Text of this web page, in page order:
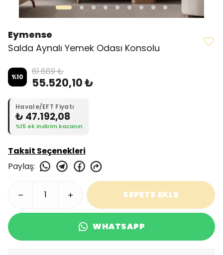
Eymense
Salda Aynalı Yemek Odası Konsolu
%10 61.689 ₺
55.520,10 ₺
Havale/EFT Fiyatı
₺ 47.192,08
%15 ek indirim kazanın
Taksit Seçenekleri
Paylaş:
SEPETE EKLE
WHATSAPP